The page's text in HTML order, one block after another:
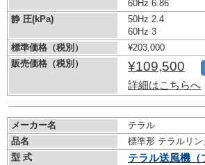
60Hz 6.86
静 圧(kPa)
50Hz 2.4
60Hz 3
標準価格（税別）
¥203,000
販売価格（税別）
¥109,500
詳細はこちらへ
メーカー名
テラル
品名
標準形 テラルリ
型 式
テラル送風機（